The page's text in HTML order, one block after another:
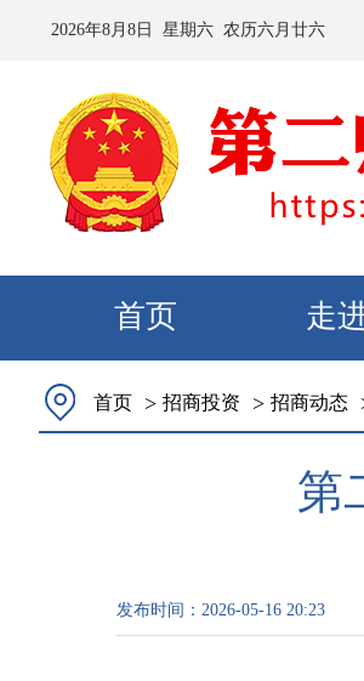
2026年8月 8 日 星期六 农历六月廿六
首页 走
首页 > 招商投资 > 招商动态
第
发布时间： 2026-05-16 20:23